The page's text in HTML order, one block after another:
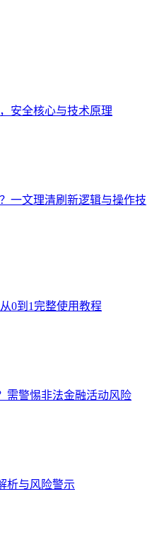
安全核心与技术原理
一文理清刷新逻辑与操作技
0到1完整使用教程
需警惕非法金融活动风险
析与风险警示